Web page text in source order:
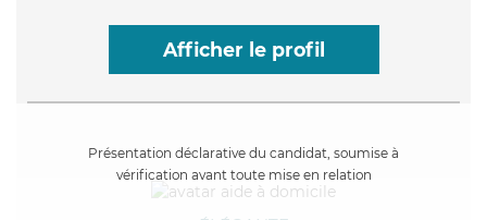
Afficher le profil
Présentation déclarative du candidat, soumise à
vérification avant toute mise en relation